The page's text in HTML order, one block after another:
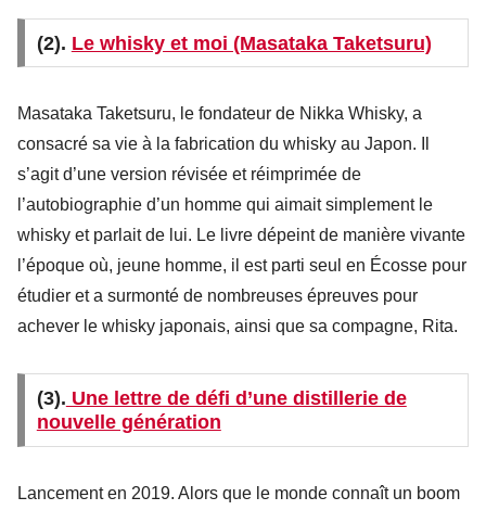
(2). Le whisky et moi (Masataka Taketsuru)
Masataka Taketsuru, le fondateur de Nikka Whisky, a
consacré sa vie à la fabrication du whisky au Japon. Il
s’agit d’une version révisée et réimprimée de
l’autobiographie d’un homme qui aimait simplement le
whisky et parlait de lui. Le livre dépeint de manière vivante
l’époque où, jeune homme, il est parti seul en Écosse pour
étudier et a surmonté de nombreuses épreuves pour
achever le whisky japonais, ainsi que sa compagne, Rita.
(3). Une lettre de défi d’une distillerie de
nouvelle génération
Lancement en 2019. Alors que le monde connaît un boom